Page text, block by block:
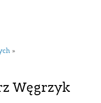
»
Węgrzyk